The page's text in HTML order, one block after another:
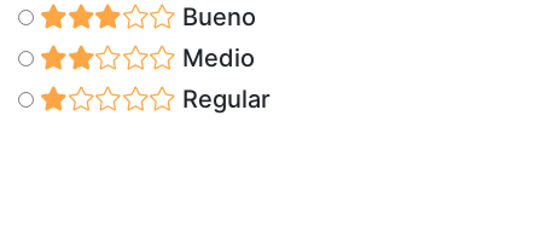
Bueno
Medio
Regular